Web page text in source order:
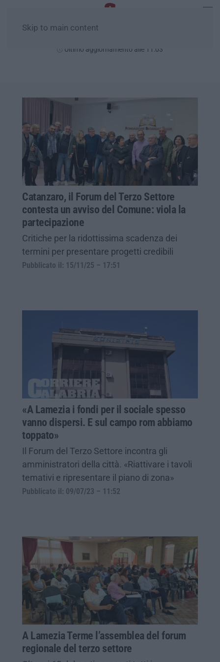
Skip to main content
Ultimo aggiornamento alle 11:03
Catanzaro, il Forum del Terzo Settore
contesta un avviso del Comune: viola la
partecipazione
Critiche per la ridottissima scadenza dei
termini per presentare progetti credibili
Pubblicato il: 15/11/25 – 17:51
«A Lamezia i fondi per il sociale spesso
vanno dispersi. E sul campo rom abbiamo
toppato»
Il Forum del Terzo Settore incontra gli
amministratori della città. «Riattivare i tavoli
temativi e ripresentare il piano di zona»
Pubblicato il: 09/07/23 – 11:52
A Lamezia Terme l’assemblea del forum
regionale del terzo settore